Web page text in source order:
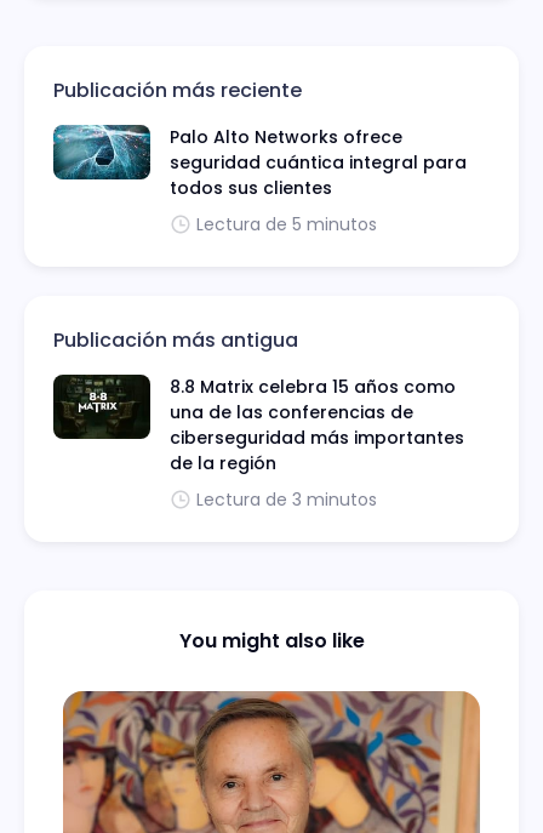
Publicación más reciente
Palo Alto Networks ofrece
seguridad cuántica integral para
todos sus clientes
Lectura de 5 minutos
Publicación más antigua
8.8 Matrix celebra 15 años como
una de las conferencias de
ciberseguridad más importantes
de la región
Lectura de 3 minutos
You might also like